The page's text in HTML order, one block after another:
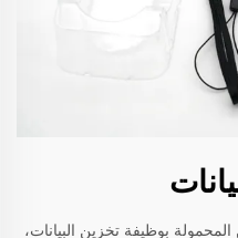
بوظيفة تخزين البيانات،